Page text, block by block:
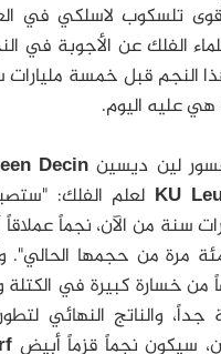
تلسكوب لاسلكي في
الفلك عن الأجوبة في
النجم قبل خمسة مليارات
عليه اليوم.
لين ديسين Decin
KU لعلم الفلك:
سنة من الآن، نجماً
مرة من حجمها
من خسارة كبيرة في
سيكون نجماً قزماً أبيض